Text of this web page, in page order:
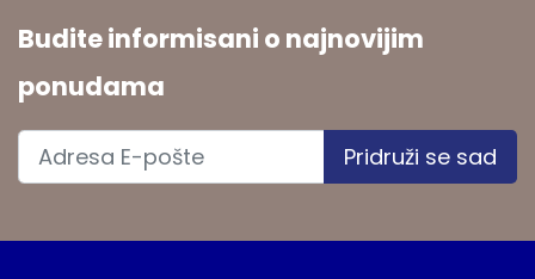
Budite informisani o najnovijim
ponudama
Pridruži se sad